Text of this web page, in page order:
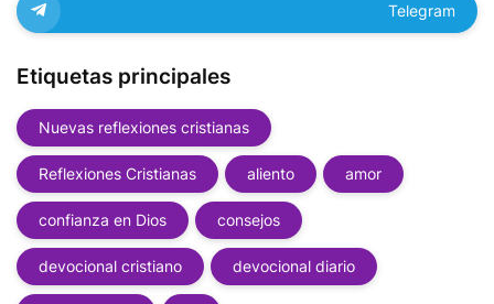
Telegram
Etiquetas principales
Nuevas reflexiones cristianas
Reflexiones Cristianas aliento amor
confianza en Dios consejos
devocional cristiano devocional diario